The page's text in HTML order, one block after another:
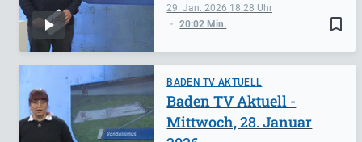
bookmark_border
29. Jan. 2026 18:28
20:02 Min.
BADEN TV AKTUELL
Baden TV Aktuell -
Mittwoch, 28. Januar